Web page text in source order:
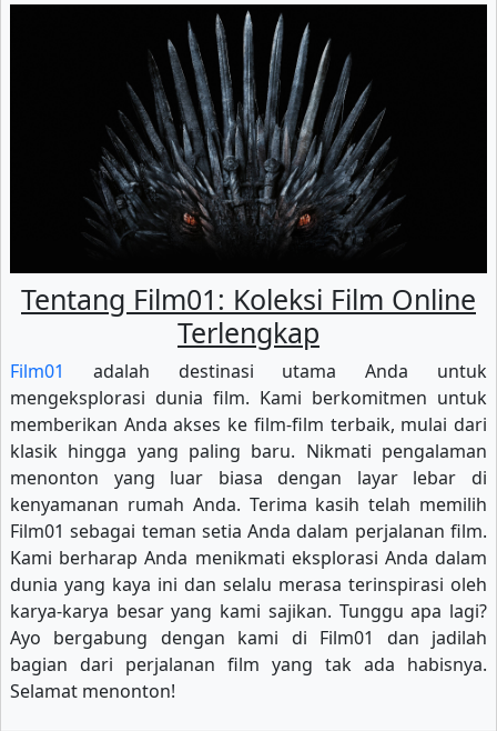
Tentang Film01: Koleksi Film Online
Terlengkap
Film01
adalah destinasi utama Anda untuk
mengeksplorasi dunia film. Kami berkomitmen untuk
memberikan Anda akses ke film-film terbaik, mulai dari
klasik hingga yang paling baru. Nikmati pengalaman
menonton yang luar biasa dengan layar lebar di
kenyamanan rumah Anda. Terima kasih telah memilih
Film01 sebagai teman setia Anda dalam perjalanan film.
Kami berharap Anda menikmati eksplorasi Anda dalam
dunia yang kaya ini dan selalu merasa terinspirasi oleh
karya-karya besar yang kami sajikan. Tunggu apa lagi?
Ayo bergabung dengan kami di Film01 dan jadilah
bagian dari perjalanan film yang tak ada habisnya.
Selamat menonton!